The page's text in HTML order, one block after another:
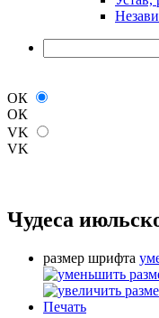
ОК
ОК
VK
VK
Чудеса
размер шрифта
Печать